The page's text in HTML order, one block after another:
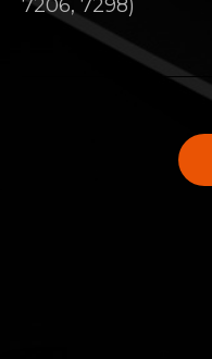
7206, 7298)